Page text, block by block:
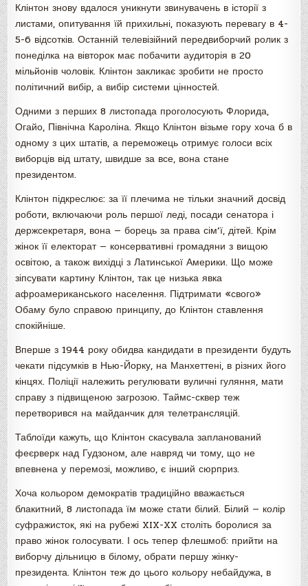
Клінтон знову вдалося уникнути звинувачень в історії з
листами, опитування їй прихильні, показують перевагу в 4-
5-6 відсотків. Останній телевізійний передвиборчий ролик з
понеділка на вівторок має побачити аудиторія в 20
мільйонів чоловік. Клінтон закликає зробити не просто
політичний вибір, а вибір системи цінностей.
Одними з перших 8 листопада проголосують Флорида,
Огайо, Північна Кароліна. Якщо Клінтон візьме гору хоча б в
одному з цих штатів, а переможець отримує голоси всіх
виборців від штату, швидше за все, вона стане
президентом.
Клінтон підкреслює: за її плечима не тільки значний досвід
роботи, включаючи роль першої леді, посади сенатора і
держсекретаря, вона — борець за права сім’ї, дітей. Крім
жінок її електорат — консервативні громадяни з вищою
освітою, а також вихідці з Латинської Америки. Що може
зіпсувати картину Клінтон, так це низька явка
афроамериканського населення. Підтримати «свого»
Обаму було справою принципу, до Клінтон ставлення
спокійніше.
Вперше з 1944 року обидва кандидати в президенти будуть
чекати підсумків в Нью-Йорку, на Манхеттені, в різних його
кінцях. Поліції належить регулювати вуличні гуляння, мати
справу з підвищеною загрозою. Таймс-сквер теж
перетворився на майданчик для телетрансляцій.
Таблоїди кажуть, що Клінтон скасувала запланований
феєрверк над Гудзоном, але навряд чи тому, що не
впевнена у перемозі, можливо, є інший сюрприз.
Хоча кольором демократів традиційно вважається
блакитний, 8 листопада їм може стати білий. Білий — колір
суфражисток, які на рубежі XIX-XX століть боролися за
право жінок голосувати. І ось тепер флешмоб: прийти на
виборчу дільницю в білому, обрати першу жінку-
президента. Клінтон теж до цього кольору небайдужа, в